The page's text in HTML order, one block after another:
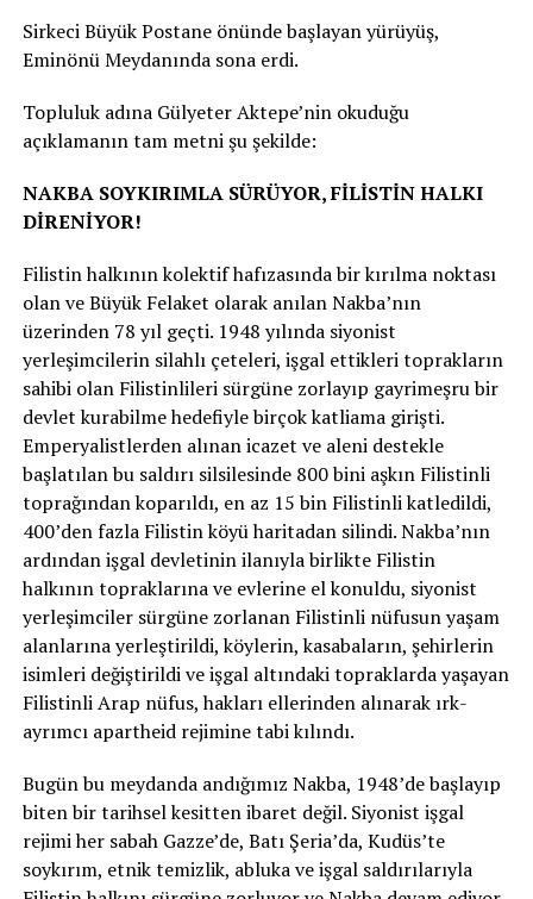
Sirkeci Büyük Postane önünde başlayan yürüyüş,
Eminönü Meydanında sona erdi.
Topluluk adına Gülyeter Aktepe’nin okuduğu
açıklamanın tam metni şu şekilde:
NAKBA SOYKIRIMLA SÜRÜYOR, FİLİSTİN HALKI
DİRENİYOR!
Filistin halkının kolektif hafızasında bir kırılma noktası
olan ve Büyük Felaket olarak anılan Nakba’nın
üzerinden 78 yıl geçti. 1948 yılında siyonist
yerleşimcilerin silahlı çeteleri, işgal ettikleri toprakların
sahibi olan Filistinlileri sürgüne zorlayıp gayrimeşru bir
devlet kurabilme hedefiyle birçok katliama girişti.
Emperyalistlerden alınan icazet ve aleni destekle
başlatılan bu saldırı silsilesinde 800 bini aşkın Filistinli
toprağından koparıldı, en az 15 bin Filistinli katledildi,
400’den fazla Filistin köyü haritadan silindi. Nakba’nın
ardından işgal devletinin ilanıyla birlikte Filistin
halkının topraklarına ve evlerine el konuldu, siyonist
yerleşimciler sürgüne zorlanan Filistinli nüfusun yaşam
alanlarına yerleştirildi, köylerin, kasabaların, şehirlerin
isimleri değiştirildi ve işgal altındaki topraklarda yaşayan
Filistinli Arap nüfus, hakları ellerinden alınarak ırk-
ayrımcı apartheid rejimine tabi kılındı.
Bugün bu meydanda andığımız Nakba, 1948’de başlayıp
biten bir tarihsel kesitten ibaret değil. Siyonist işgal
rejimi her sabah Gazze’de, Batı Şeria’da, Kudüs’te
soykırım, etnik temizlik, abluka ve işgal saldırılarıyla